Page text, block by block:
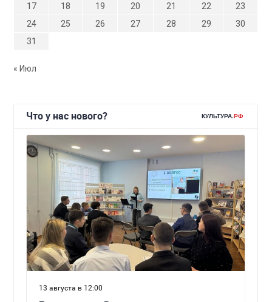
17
18 19 20 21 22
23
24
25 26 27 28 29
30
31
« Июл